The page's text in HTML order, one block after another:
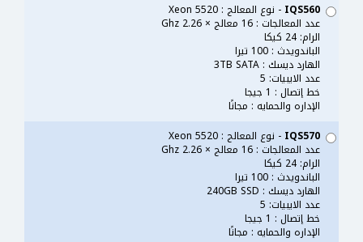
IQS560 - نوع المعالج : Xeon 5520
عدد المعالجات : 16 معالج × 2.26 Ghz
الرام: 24 كيكا
الباندويدث : 100 تيرا
الهارد ديسك : 3TB SATA
عدد الايبيات: 5
خط إتصال : 1 جيجا
الإداره والحمايه : مجانًا
IQS570 - نوع المعالج : Xeon 5520
عدد المعالجات : 16 معالج × 2.26 Ghz
الرام: 24 كيكا
الباندويدث : 100 تيرا
الهارد ديسك : 240GB SSD
عدد الايبيات: 5
خط إتصال : 1 جيجا
الإداره والحمايه : مجانًا